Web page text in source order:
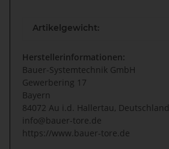
Artikelgewicht:
Herstellerinformationen:
Bauer-Systemtechnik GmbH
Gewerbering 17
Bayern
84072 Au i.d. Hallertau, Deutschland
info@bauer-tore.de
https://www.bauer-tore.de